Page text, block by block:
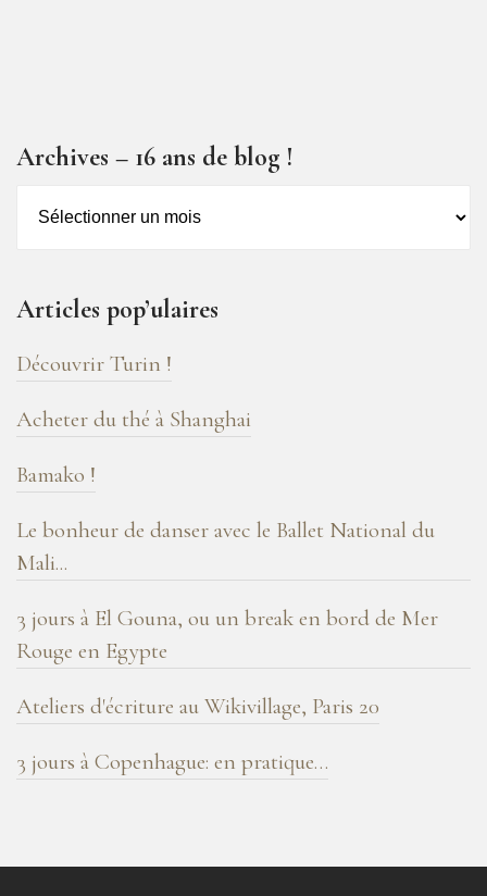
Archives – 16 ans de blog !
de
blog
!
Articles pop’ulaires
Découvrir Turin !
Acheter du thé à Shanghai
Bamako !
Le bonheur de danser avec le Ballet National du
Mali...
3 jours à El Gouna, ou un break en bord de Mer
Rouge en Egypte
Ateliers d'écriture au Wikivillage, Paris 20
3 jours à Copenhague: en pratique…